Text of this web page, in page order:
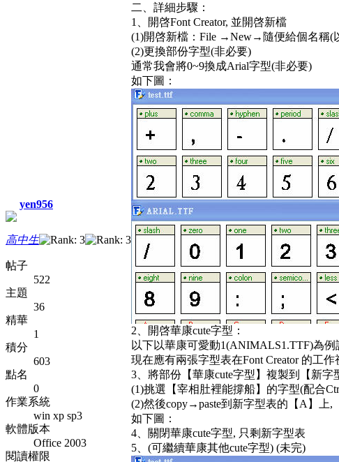
yen956
高中生
帖子
522
主題
36
精華
1
積分
603
點名
0
作業系統
win xp sp3
軟體版本
Office 2003
閱讀權限
二、詳細步驟：
1、開啓Font Creator, 並開啓新檔
(1)開啓新檔：File →New→隨便給個名稱(
(2)更換部份字型(非必要)
通常我會將0~9換成Arial字型(非必要)
如下圖：
2、開啓華康cute字型：
以下以華康可愛動1(ANIMALS1.TTF)為例
現在應有兩張字型表在Font Creator 的工作
3、將部份【華康cute字型】複製到【新字
(1)挑選【宰相肚裡能撐船】的字型(配合
(2)然後copy→paste到新字型表的【A】上,
如下圖：
4、關閉華康cute字型, 只剩新字型表
5、(可繼續華康其他cute字型) (未完)